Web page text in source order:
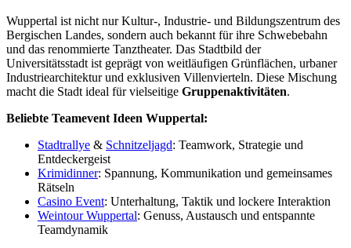
Wuppertal ist nicht nur Kultur-, Industrie- und Bildungszentrum des
Bergischen Landes, sondern auch bekannt für ihre Schwebebahn
und das renommierte Tanztheater. Das Stadtbild der
Universitätsstadt ist geprägt von weitläufigen Grünflächen, urbaner
Industriearchitektur und exklusiven Villenvierteln. Diese Mischung
macht die Stadt ideal für vielseitige Gruppenaktivitäten.
Beliebte Teamevent Ideen Wuppertal:
Stadtrallye & Schnitzeljagd: Teamwork, Strategie und
Entdeckergeist
Krimidinner: Spannung, Kommunikation und gemeinsames
Rätseln
Casino Event: Unterhaltung, Taktik und lockere Interaktion
Weintour Wuppertal: Genuss, Austausch und entspannte
Teamdynamik